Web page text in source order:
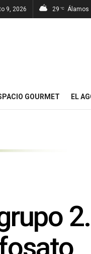
9, 2026 29 °C Álamos
GOURMET EL